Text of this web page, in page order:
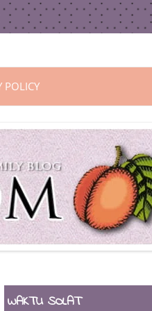
POLICY
WAKTU SOLAT